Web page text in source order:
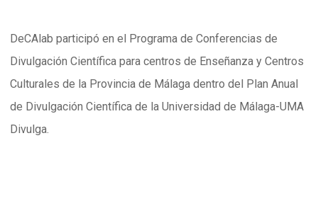
DeCAlab participó en el Programa de Conferencias de
Divulgación Científica para centros de Enseñanza y Centros
Culturales de la Provincia de Málaga dentro del Plan Anual
de Divulgación Científica de la Universidad de Málaga-UMA
Divulga.